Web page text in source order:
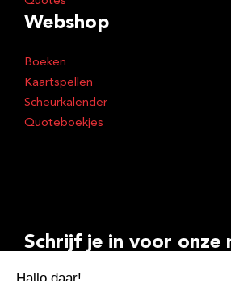
Webshop
Boeken
Kaartspellen
Scheurkalender
Quoteboekjes
Schrijf je in voor onze